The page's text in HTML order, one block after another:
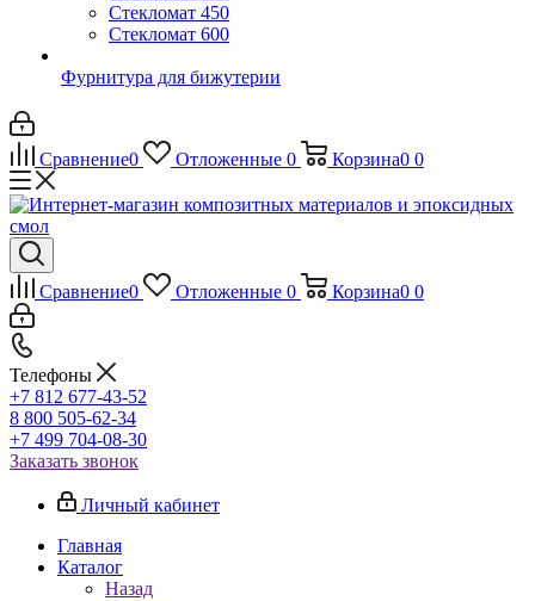
Стекломат 450
Стекломат 600
Фурнитура для бижутерии
Сравнение0 Отложенные 0 Корзина0 0
Сравнение0 Отложенные 0 Корзина0 0
Телефоны
+7 812 677-43-52
8 800 505-62-34
+7 499 704-08-30
Заказать звонок
Личный кабинет
Главная
Каталог
Назад